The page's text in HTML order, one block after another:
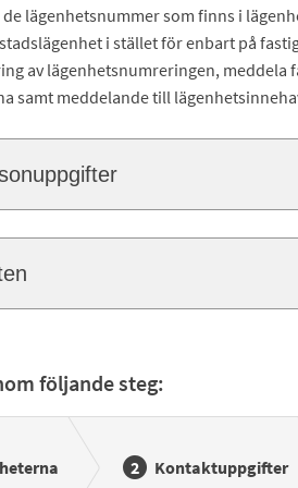
lägenhetsnummer som finns i
i stället för enbart på
av lägenhetsnumreringen, meddela
samt meddelande till
följande steg:
Kontaktuppgifter